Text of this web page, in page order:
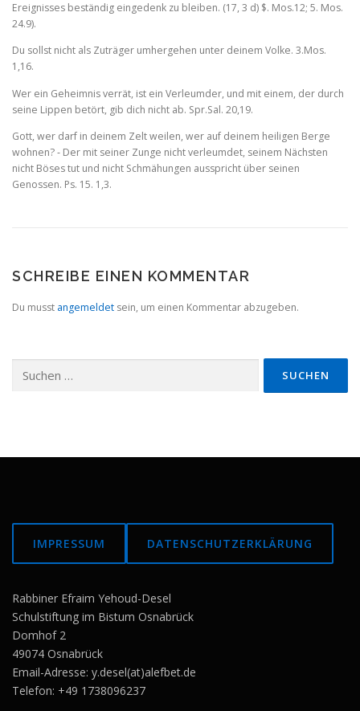
Ereignisses beständig eingedenk zu bleiben. (17, 3 d) $. Mos.12; 5. Mos.
24.9).
Du sollst nicht als Zuträger umhergehen unter deinem Volke. 3.Mos.
1,16.
Wer ein Geheimnis verrät, ist ein Verleumder, und mit einem, der durch
seine Lippen betört, gib dich nicht ab. Spr.Sal. 20,19.
Gott, wer darf in deinem Zelt weilen, wer auf deinem heiligen Berge
wohnen? ‑ Der mit seiner Zunge nicht verleumdet, seinem Nächsten
nicht Böses tut und nicht Schmähungen ausspricht über seinen
Genossen. Ps. 15. 1,3.
SCHREIBE EINEN KOMMENTAR
Du musst angemeldet sein, um einen Kommentar abzugeben.
nach:
IMPRESSUM DATENSCHUTZERKLÄRUNG
Rabbiner Efraim Yehoud-Desel
Schulstiftung im Bistum Osnabrück
Domhof 2
49074 Osnabrück
Email-Adresse: y.desel(at)alefbet.de
Telefon: +49 1738096237